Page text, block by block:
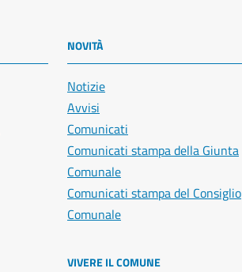
NOVITÀ
Notizie
Avvisi
Comunicati
Comunicati stampa della Giunta
Comunale
Comunicati stampa del Consiglio
Comunale
VIVERE IL COMUNE